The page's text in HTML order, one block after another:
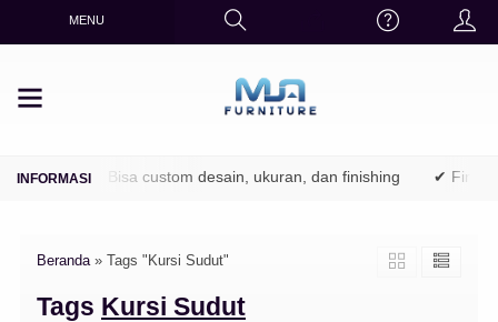
MENU
✔ Bisa custom desain, ukuran, dan finishing ✔
Beranda» Tags "Kursi Sudut"
Tags Kursi Sudut